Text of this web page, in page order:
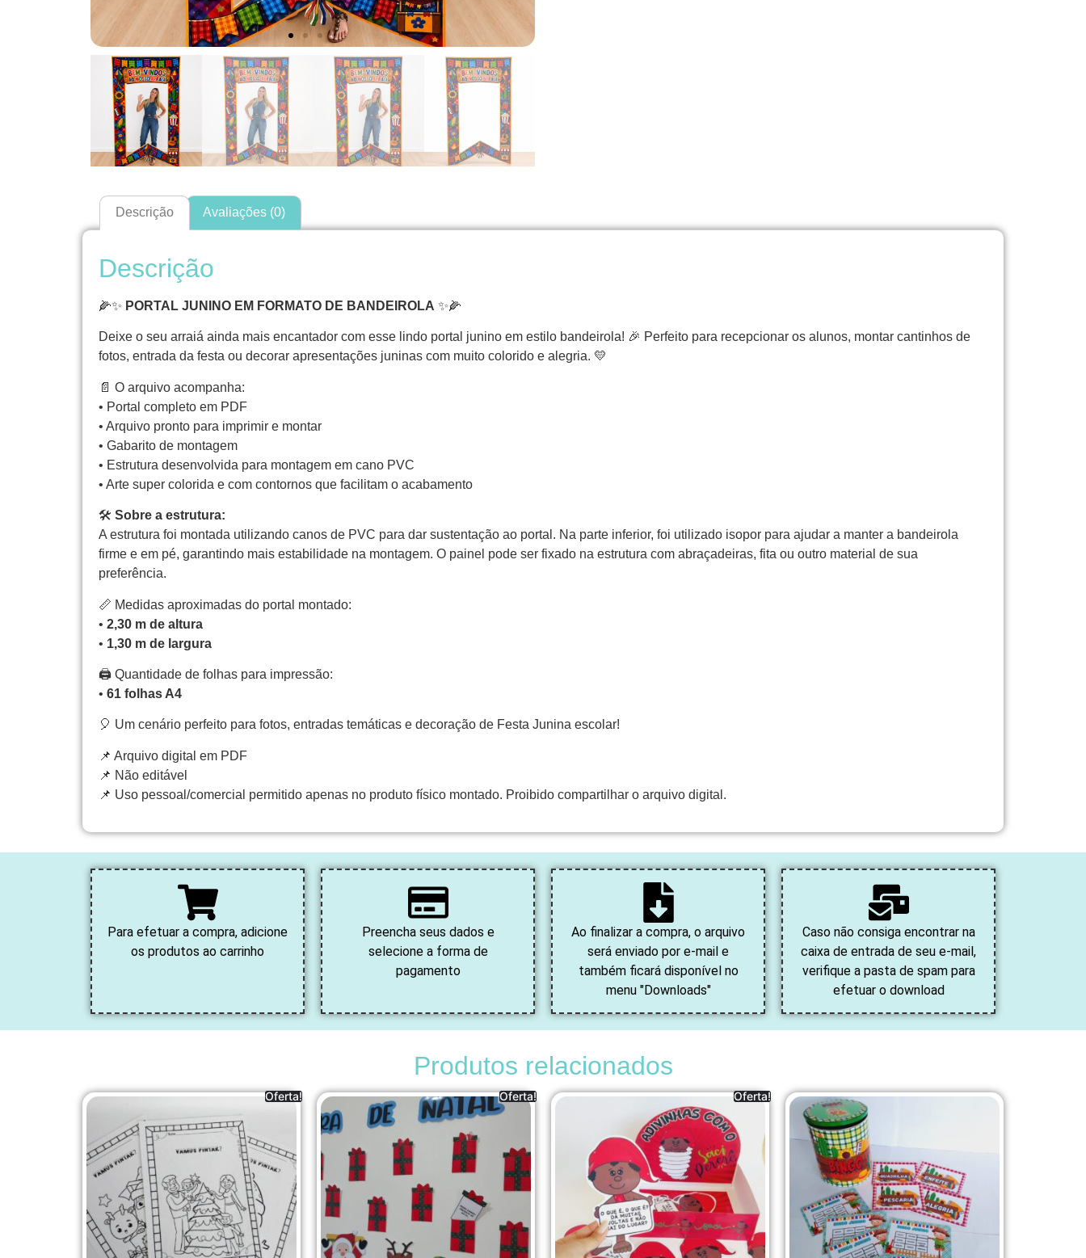
Descrição Avaliações (0)
Descrição
🌽✨ PORTAL JUNINO EM FORMATO DE BANDEIROLA ✨🌽
Deixe o seu arraiá ainda mais encantador com esse lindo portal junino em estilo bandeirola! 🎉 Perfeito para recepcionar os alunos, montar cantinhos de
fotos, entrada da festa ou decorar apresentações juninas com muito colorido e alegria. 💛
📄 O arquivo acompanha:
• Portal completo em PDF
• Arquivo pronto para imprimir e montar
• Gabarito de montagem
• Estrutura desenvolvida para montagem em cano PVC
• Arte super colorida e com contornos que facilitam o acabamento
🛠️ Sobre a estrutura:
A estrutura foi montada utilizando canos de PVC para dar sustentação ao portal. Na parte inferior, foi utilizado isopor para ajudar a manter a bandeirola
firme e em pé, garantindo mais estabilidade na montagem. O painel pode ser fixado na estrutura com abraçadeiras, fita ou outro material de sua
preferência.
📏 Medidas aproximadas do portal montado:
• 2,30 m de altura
• 1,30 m de largura
🖨️ Quantidade de folhas para impressão:
• 61 folhas A4
🎈 Um cenário perfeito para fotos, entradas temáticas e decoração de Festa Junina escolar!
📌 Arquivo digital em PDF
📌 Não editável
📌 Uso pessoal/comercial permitido apenas no produto físico montado. Proibido compartilhar o arquivo digital.
Para efetuar a compra, adicione
os produtos ao carrinho
Preencha seus dados e
selecione a forma de
pagamento
Ao finalizar a compra, o arquivo
será enviado por e-mail e
também ficará disponível no
menu "Downloads"
Caso não consiga encontrar na
caixa de entrada de seu e-mail,
verifique a pasta de spam para
efetuar o download
Produtos relacionados
Oferta! Oferta! Oferta!